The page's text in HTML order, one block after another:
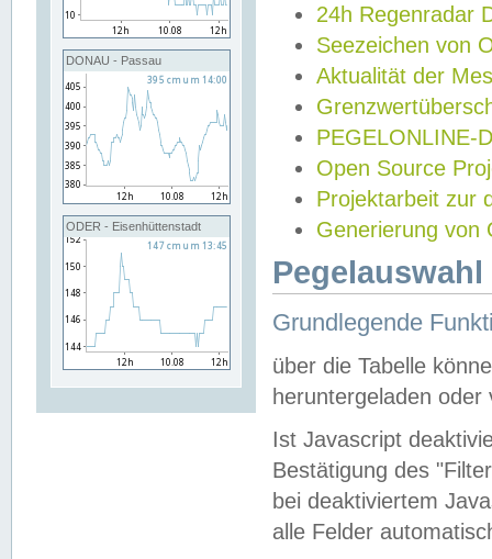
DONAU - Passau
ODER - Eisenhüttenstadt
24h Regenradar
Seezeichen von
Aktualität der
PEGELONLINE-
Open Source
Projektarbeit zur
Generierung von
Grundlegende
über die Tabelle
heruntergeladen oder
Ist Javascript
Bestätigung des
bei deaktiviertem
alle Felder